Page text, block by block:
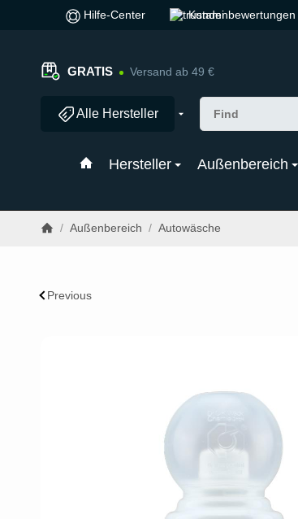
Hilfe-Center Kundenbewertungen
GRATIS Versand ab 49 €
Alle Hersteller
Hersteller Außenbereich
/ Außenbereich / Autowäsche
Previous